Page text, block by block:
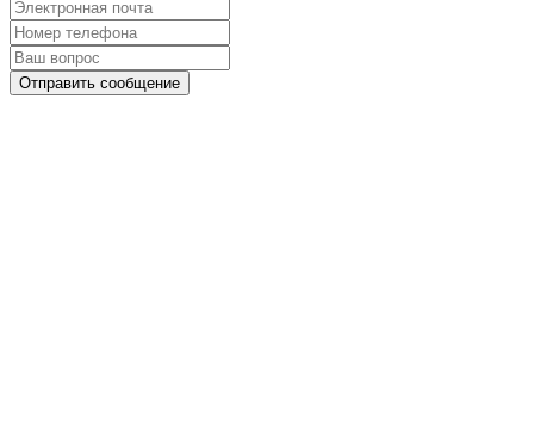
Отправить сообщение